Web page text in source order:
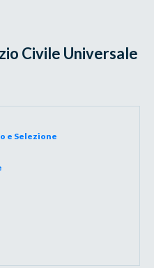
Civile Universale
e Selezione